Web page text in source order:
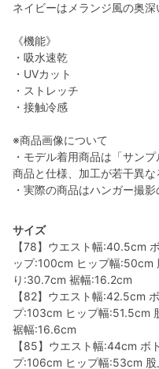
ネイビーはメランジ風の奥深
《機能》
・吸水速乾
・UVカット
・ストレッチ
・接触冷感
※商品画像について
・モデル着用商品は「サン
商品と仕様、加工が若干異な
・実際の商品はハンガー撮
サイズ
【78】ウエスト幅:40.5cm
ップ:100cm ヒップ幅
り:30.7cm 裾幅:16.2cm
【82】ウエスト幅:42.5cm
プ:103cm ヒップ幅:51.5cm
裾幅:16.6cm
【85】ウエスト幅:44cm
プ:106cm ヒップ幅:53cm